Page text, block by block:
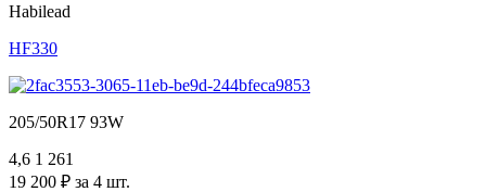
Habilead
HF330
205/50R17 93W
4,6 1 261
19 200 ₽ за 4 шт.